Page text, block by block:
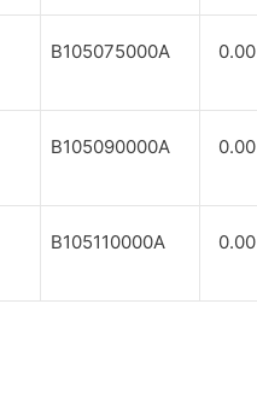
B105075000A 0.00
B105090000A 0.00
B105110000A 0.00